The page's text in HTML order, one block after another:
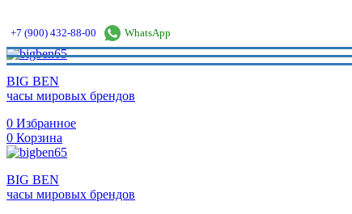
+7 (900) 432-88-00 WhatsApp
BIG BEN
часы мировых брендов
0 Избранное
0 Корзина
BIG BEN
часы мировых брендов